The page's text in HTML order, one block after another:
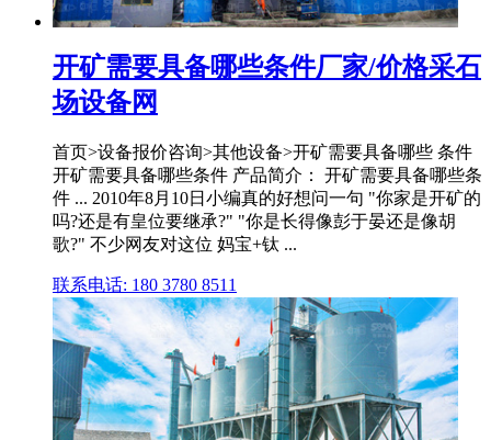
开矿需要具备哪些条件厂家/价格采石
场设备网
首页>设备报价咨询>其他设备>开矿需要具备哪些 条件
开矿需要具备哪些条件 产品简介： 开矿需要具备哪些条
件 ... 2010年8月10日小编真的好想问一句 "你家是开矿的
吗?还是有皇位要继承?" "你是长得像彭于晏还是像胡
歌?" 不少网友对这位 妈宝+钛 ...
联系电话: 180 3780 8511